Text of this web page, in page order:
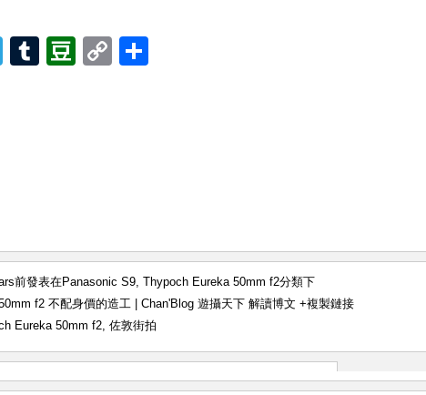
Telegram
Tumblr
Douban
Copy
前發表在Panasonic S9, Thypoch Eureka 50mm f2分類下
f2 不配身價的造工 | Chan'Blog 遊攝天下 解讀博文 +複製鏈接
Eureka 50mm f2, 佐敦街拍